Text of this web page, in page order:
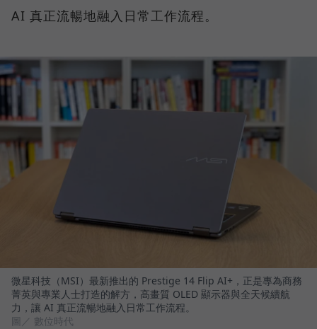
AI 真正流暢地融入日常工作流程。
微星科技（MSI）最新推出的 Prestige 14 Flip AI+，正是專為商務
菁英與專業人士打造的解方，高畫質 OLED 顯示器與全天候續航
力，讓 AI 真正流暢地融入日常工作流程。
圖／ 數位時代